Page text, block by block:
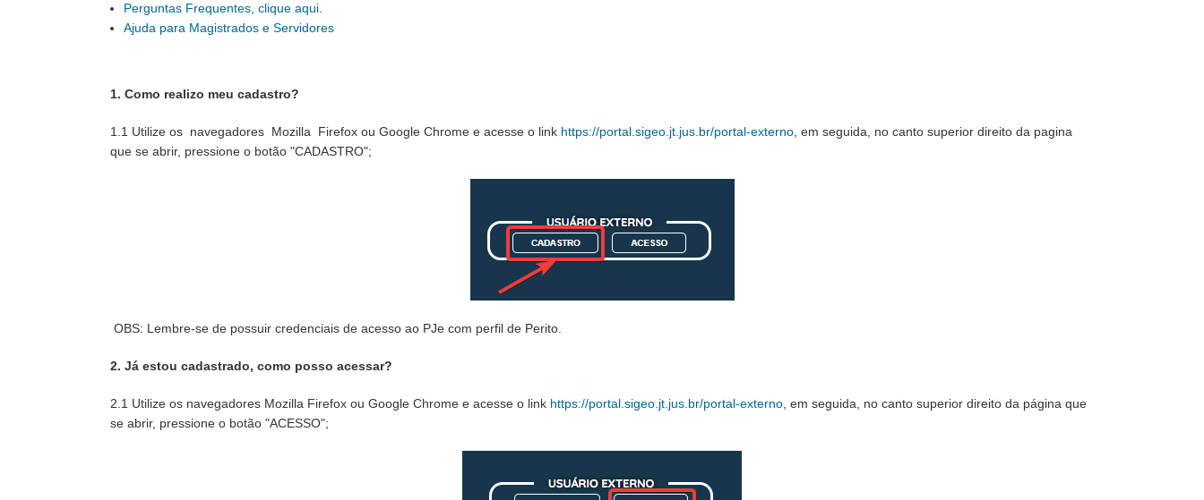
Perguntas Frequentes, clique aqui.
Ajuda para Magistrados e Servidores
1. Como realizo meu cadastro?
1.1 Utilize os navegadores Mozilla Firefox ou Google Chrome e acesse o link https://portal.sigeo.jt.jus.br/portal-externo, em seguida, no canto superior direito da pagina
que se abrir, pressione o botão "CADASTRO";
OBS: Lembre-se de possuir credenciais de acesso ao PJe com perfil de Perito.
2. Já estou cadastrado, como posso acessar?
2.1 Utilize os navegadores Mozilla Firefox ou Google Chrome e acesse o link https://portal.sigeo.jt.jus.br/portal-externo, em seguida, no canto superior direito da página que
se abrir, pressione o botão "ACESSO";